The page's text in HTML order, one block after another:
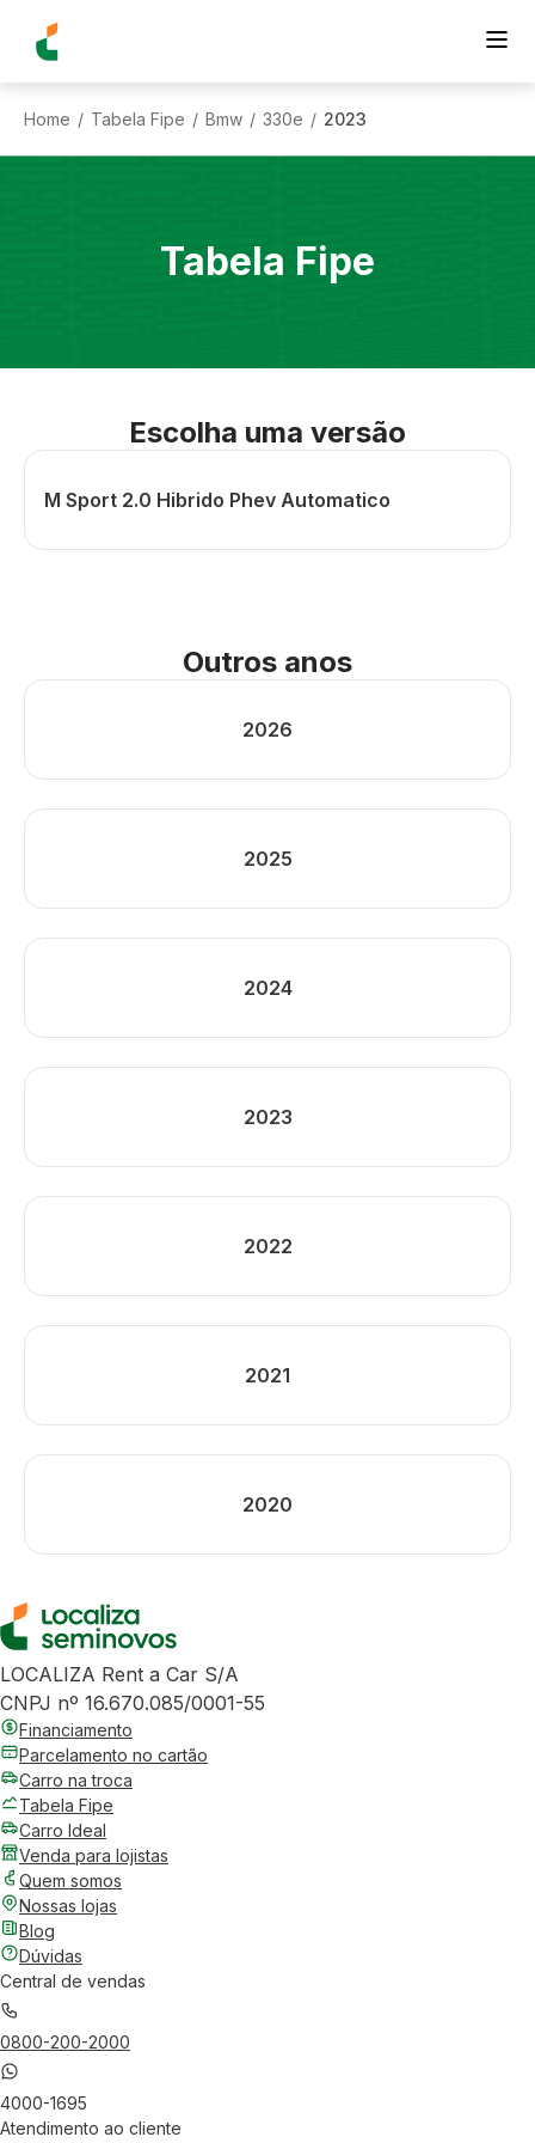
Home / Tabela Fipe / Bmw / 330e / 2023
Tabela Fipe
Escolha uma versão
M Sport 2.0 Hibrido Phev Automatico
Outros anos
2026
2025
2024
2023
2022
2021
2020
LOCALIZA Rent a Car S/A
CNPJ nº 16.670.085/0001-55
Financiamento
Parcelamento no cartão
Carro na troca
Tabela Fipe
Carro Ideal
Venda para lojistas
Quem somos
Nossas lojas
Blog
Dúvidas
Central de vendas
0800-200-2000
4000-1695
Atendimento ao cliente